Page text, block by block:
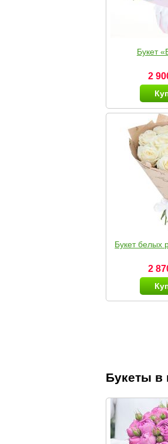
Букет
2
Букет белых
2
Букеты в